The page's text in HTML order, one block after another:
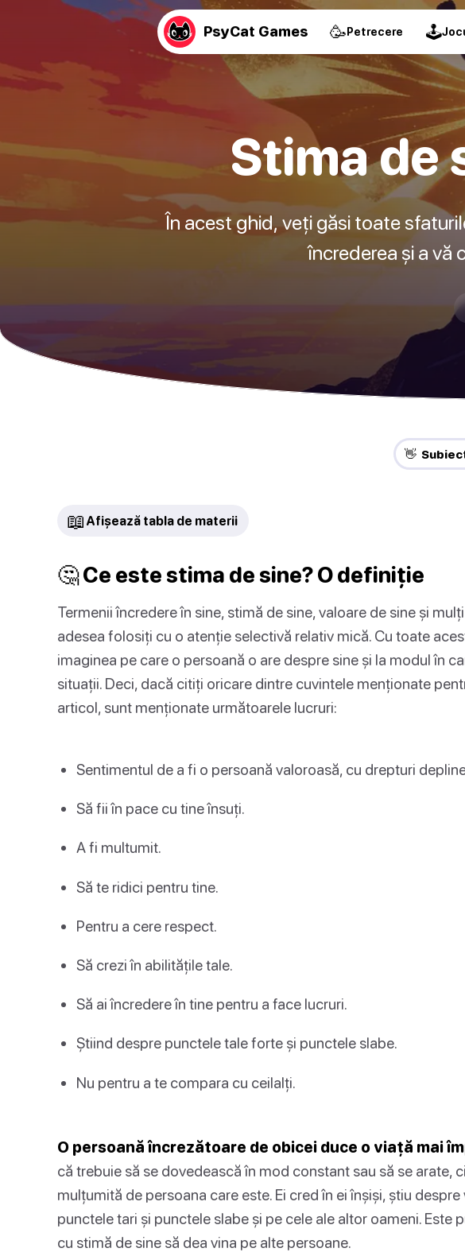
PsyCat Games 🥳Petrecere 🕹
Stima de
În acest ghid, veți găsi toate
încrederea și a vă
👋
📖 Afișează tabla de materii
🤔 Ce este stima de sine? O definiție
Termenii încredere în sine, stimă de sine, valoare de sine și
adesea folosiți cu o atenție selectivă relativ mică. Cu toate
imaginea pe care o persoană o are despre sine și la modul în
situații. Deci, dacă citiți oricare dintre cuvintele menționate
articol, sunt menționate următoarele lucruri:
Sentimentul de a fi o persoană valoroasă, cu drepturi
Să fii în pace cu tine însuți.
A fi multumit.
Să te ridici pentru tine.
Pentru a cere respect.
Să crezi în abilitățile tale.
Să ai încredere în tine pentru a face lucruri.
Știind despre punctele tale forte și punctele slabe.
Nu pentru a te compara cu ceilalți.
O persoană încrezătoare de obicei duce o viață mai
că trebuie să se dovedească în mod constant sau să se arate,
mulțumită de persoana care este. Ei cred în ei înșiși, știu
punctele tari și punctele slabe și pe cele ale altor oameni. Este
cu stimă de sine să dea vina pe alte persoane.